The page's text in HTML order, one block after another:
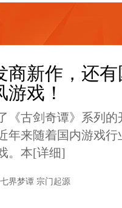
商新作，还
戏！
《古剑奇谭》系列
年来随着国内游戏
。本[详细]
七界梦谭 宗门起源